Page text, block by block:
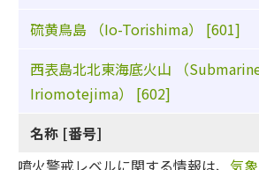
硫黄鳥島 （Io-Torishima） [601]
西表島北北東海底火山 （
Iriomotejima） [602]
名称 [番号]
噴火警戒レベルに関する情報は、 気